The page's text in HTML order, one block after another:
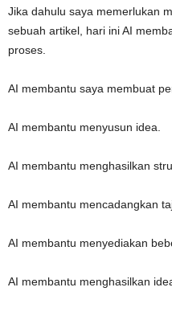
Jika dahulu saya memerlukan
sebuah artikel, hari ini AI
proses.
AI membantu saya membuat
AI membantu menyusun idea.
AI membantu menghasilkan
AI membantu mencadangkan
AI membantu menyediakan
AI membantu menghasilkan